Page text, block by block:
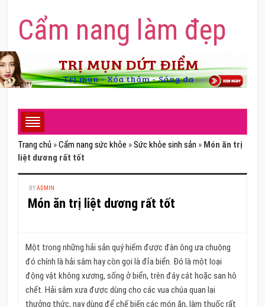
Cẩm nang làm đẹp
Trang chủ »Cẩm nang sức khỏe »Sức khỏe sinh sản » Món ăn trị
liệt dương rất tốt
BYADMIN
Món ăn trị liệt dương rất tốt
Một trong những hải sản quý hiếm được đàn ông ưa chuộng
đó chính là hải sâm hay còn gọi là đỉa biển. Đó là một loại
động vật không xương, sống ở biển, trên đáy cát hoặc san hô
chết. Hải sâm xưa được dùng cho các vua chúa quan lại
thưởng thức, nay dùng để chế biến các món ăn, làm thuốc rất